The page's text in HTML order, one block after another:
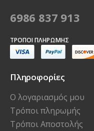
6986 837 913
ΤΡΌΠΟΙ ΠΛΗΡΩΜΉΣ
Πληροφορίες
Ο λογαριασμός μου
Τρόποι πληρωμής
Τρόποι Αποστολής